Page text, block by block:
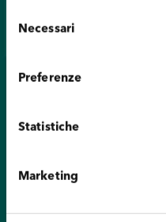
delNecessari
Preferenze
Statistiche
Marketing